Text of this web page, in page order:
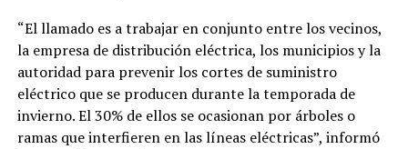
“El llamado es a trabajar en conjunto entre los vecinos,
la empresa de distribución eléctrica, los municipios y la
autoridad para prevenir los cortes de suministro
eléctrico que se producen durante la temporada de
invierno. El 30% de ellos se ocasionan por árboles o
ramas que interfieren en las líneas eléctricas”, informó